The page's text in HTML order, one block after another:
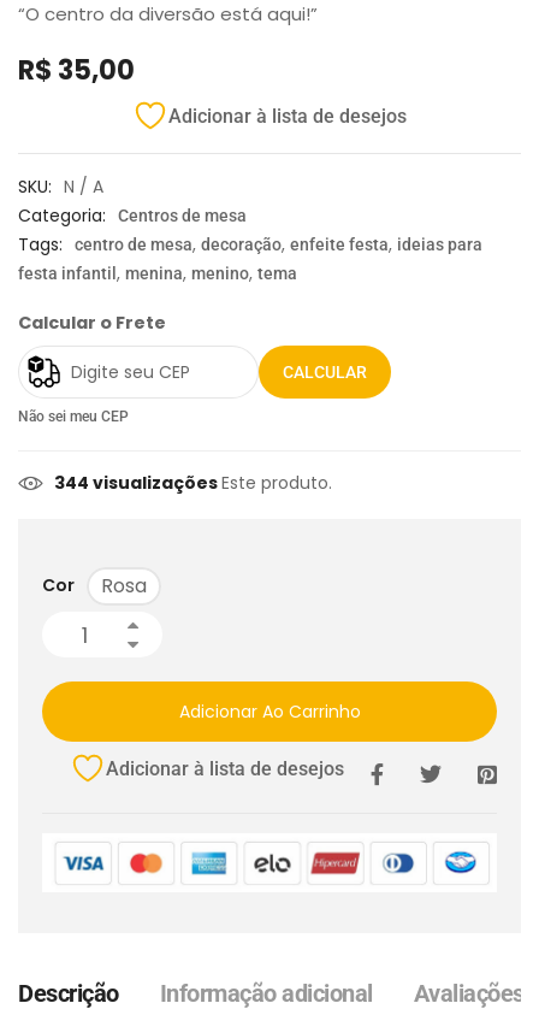
“O centro da diversão está aqui!”
R$ 35,00
Adicionar à lista de desejos
SKU: N / A
Categoria:
Centros de mesa
Tags: centro de mesa, decoração, enfeite festa, ideias para
festa infantil , menina, menino, tema
Calcular o Frete
CALCULAR
Não sei meu CEP
344 visualizaçõesEste produto.
Cor Rosa
Adicionar Ao Carrinho
Adicionar à lista de desejos
Descrição Informação adicional Avaliações